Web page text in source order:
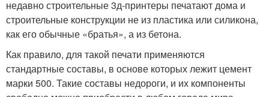
недавно строительные 3д-принтеры печатают дома и
строительные конструкции не из пластика или силикона,
как его обычные «братья», а из бетона.
Как правило, для такой печати применяются
стандартные составы, в основе которых лежит цемент
марки 500. Такие составы недороги, и их компоненты